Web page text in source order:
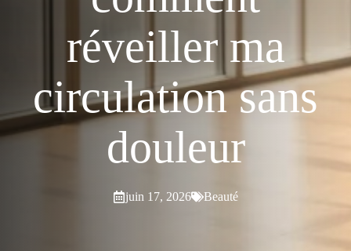
réveiller ma
circulation sans
douleur
juin 17, 2026 Beauté